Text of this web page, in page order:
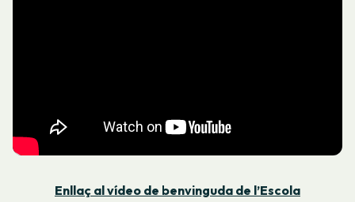
Enllaç al vídeo de benvinguda de l’Escola